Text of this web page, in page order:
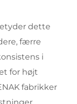
dette
færre
i
for højt
fabrikker